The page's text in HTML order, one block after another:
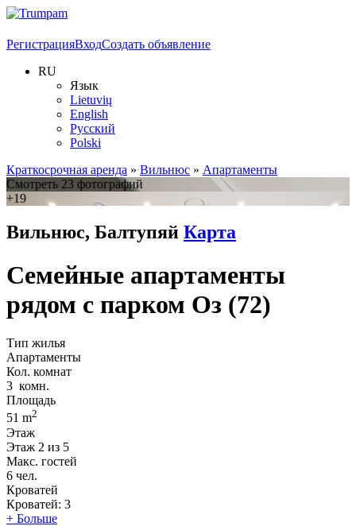
РегистрацияВходСоздать объявление
RU
Язык
Lietuvių
English
Русский
Polski
Краткосрочная аренда » Вильнюс » Апартаменты
Смотреть 23 фотографий
+19
Вильнюс, Балтупяй Карта
Семейные апартаменты
рядом с парком Оз (72)
Тип жилья
Апартаменты
Кол. комнат
3 комн.
Площадь
51 m2
Этаж
Этаж 2 из 5
Макс. гостей
6 чел.
Кроватей
Кроватей: 3
+ Больше